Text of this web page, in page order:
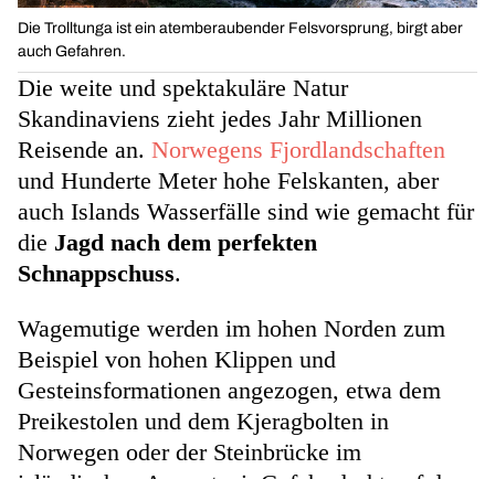
Die Trolltunga ist ein atemberaubender Felsvorsprung, birgt aber
auch Gefahren.
Die weite und spektakuläre Natur
Skandinaviens zieht jedes Jahr Millionen
Reisende an. Norwegens Fjordlandschaften
und Hunderte Meter hohe Felskanten, aber
auch Islands Wasserfälle sind wie gemacht für
die Jagd nach dem perfekten
Schnappschuss.
Wagemutige werden im hohen Norden zum
Beispiel von hohen Klippen und
Gesteinsformationen angezogen, etwa dem
Preikestolen und dem Kjeragbolten in
Norwegen oder der Steinbrücke im